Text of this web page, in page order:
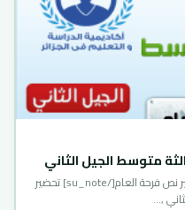
متوسط الجيل الثاني
[su_note note_color=”#53defb”]تحضير نص فرحة العام[/su_note] تحضير
,…